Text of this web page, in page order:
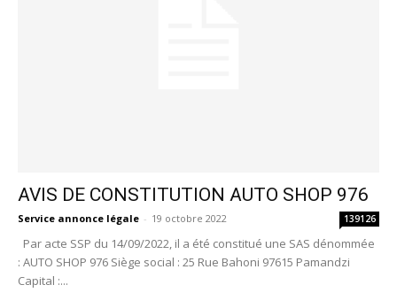
AVIS DE CONSTITUTION AUTO SHOP 976
Service annonce légale - 19 octobre 2022 139126
Par acte SSP du 14/09/2022, il a été constitué une SAS dénommée
: AUTO SHOP 976 Siège social : 25 Rue Bahoni 97615 Pamandzi
Capital :...